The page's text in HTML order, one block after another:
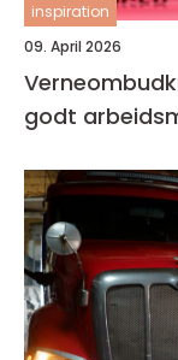
inspiration
09. April 2026
Verneombudkurs nøkkelen til et
godt